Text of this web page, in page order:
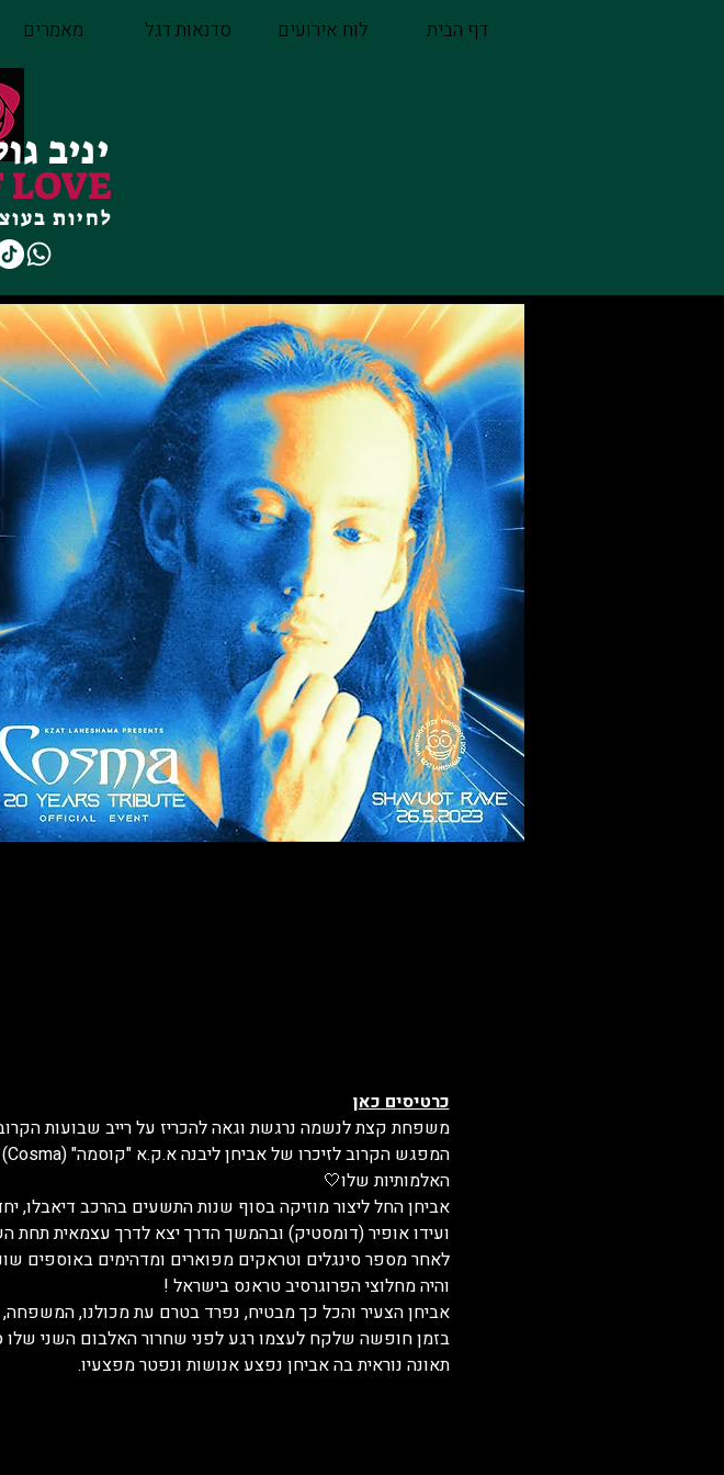
דף הבית לוח אירועים סדנאות דגל מאמרים
יניב
LOVE
לחיות
כרטיסים כאן
משפחת קצת לנשמה נרגשת וגאה להכריז על רייב שבועות
האלמותיות שלו🤍
אביחן החל ליצור מוזיקה בסוף שנות התשעים בהרכב דיאבלו,
ועידו אופיר (דומסטיק) ובהמשך הדרך יצא לדרך עצמאית תחת
והיה מחלוצי הפרוגרסיב טראנס בישראל !
אביחן הצעיר והכל כך מבטיח, נפרד בטרם עת מכולנו, המשפחה,
בזמן חופשה שלקח לעצמו רגע לפני שחרור האלבום השני שלו Non Stop.
תאונה נוראית בה אביחן נפצע אנושות ונפטר מפצעיו.